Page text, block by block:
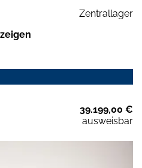
Zentrallager
39.199,00 €
ausweisbar